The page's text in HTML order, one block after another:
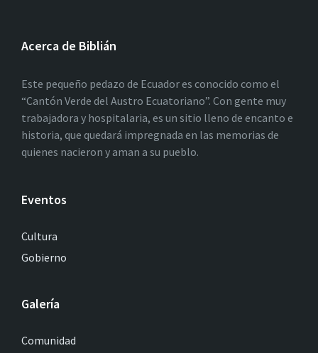
Acerca de Biblián
Este pequeño pedazo de Ecuador es conocido como el
“Cantón Verde del Austro Ecuatoriano”. Con gente muy
trabajadora y hospitalaria, es un sitio lleno de encanto e
historia, que quedará impregnada en las memorias de
quienes nacieron y aman a su pueblo.
Eventos
Cultura
Gobierno
Galería
Comunidad